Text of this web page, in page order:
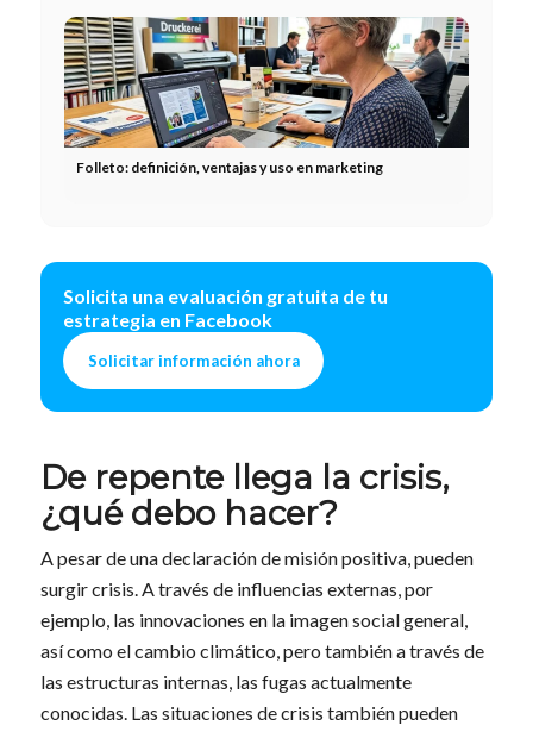
Folleto: definición, ventajas y uso en marketing
Solicita una evaluación gratuita de tu
estrategia en Facebook
Solicitar información ahora
De repente llega la crisis,
¿qué debo hacer?
A pesar de una declaración de misión positiva, pueden
surgir crisis. A través de influencias externas, por
ejemplo, las innovaciones en la imagen social general,
así como el cambio climático, pero también a través de
las estructuras internas, las fugas actualmente
conocidas. Las situaciones de crisis también pueden